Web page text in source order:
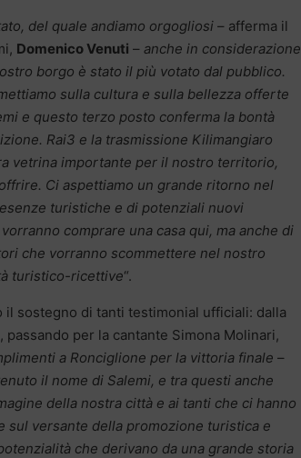
del quale andiamo orgogliosi – afferma il
Domenico Venuti – anche in considerazione
borgo è stato il più votato dal pubblico.
sulla cultura e sulla bellezza offerte
e questo terzo posto conferma la bontà
Rai3 e la trasmissione Kilimangiaro
vetrina importante per il nostro territorio,
Ci aspettiamo un grande ritorno nel
turistiche e di potenziali nuovi
comprare una casa qui, ma anche di
che vorranno scommettere nel nostro
turistico-ricettive“.
sostegno di tanti testimonial ufficiali: dalla
per la cantante Simona Molinari,
a Ronciglione per la vittoria finale –
il nome di Salemi, e tra questi anche
della nostra città e ai tanti che ci hanno
sul versante della promozione turistica e
che derivano da una grande storia